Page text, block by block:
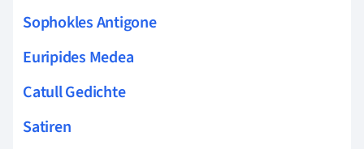
Sophokles Antigone
Euripides Medea
Catull Gedichte
Satiren